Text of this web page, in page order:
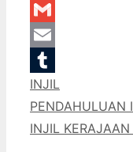
LinkedIn
Gmail
Email
Tumblr
Categories
INJIL
PENDAHULUAN
INJIL